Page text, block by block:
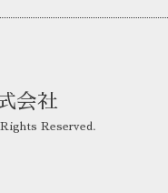
会社
Reserved.